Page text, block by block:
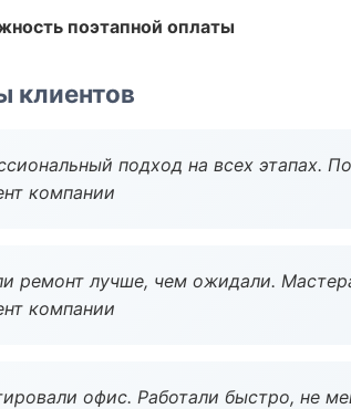
поэтапной оплаты
клиентов
подход на всех этапах.
компании
ремонт лучше, чем ожидали.
компании
офис. Работали быстро, не